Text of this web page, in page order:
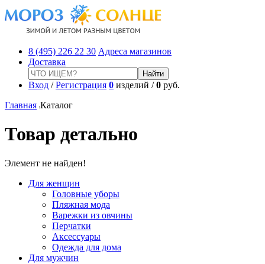
8 (495) 226 22 30 Адреса магазинов
Доставка
Вход /Регистрация 0 изделий /0 руб.
Главная Каталог
Товар детально
Элемент не найден!
Для женщин
Головные уборы
Пляжная мода
Варежки из овчины
Перчатки
Аксессуары
Одежда для дома
Для мужчин